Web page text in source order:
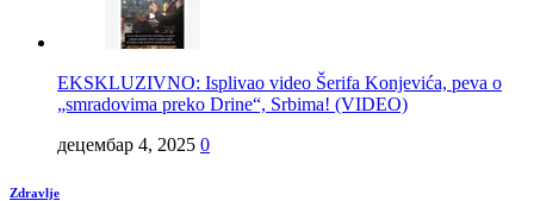
EKSKLUZIVNO: Isplivao video Šerifa Konjevića, peva o
„smradovima preko Drine“, Srbima! (VIDEO)
децембар 4, 2025 0
Zdravlje